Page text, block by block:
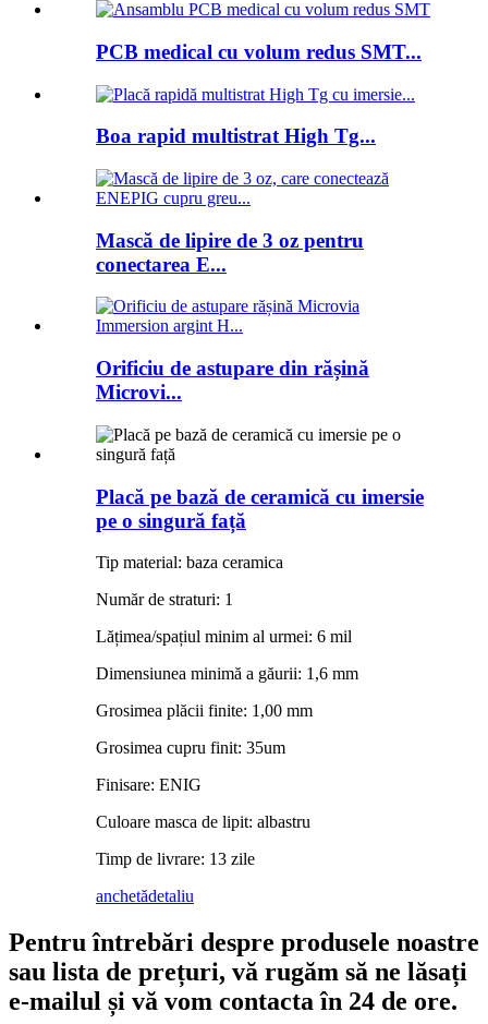
PCB medical cu volum redus SMT...
Boa rapid multistrat High Tg...
Mască de lipire de 3 oz pentru
conectarea E...
Orificiu de astupare din rășină
Microvi...
Placă pe bază de ceramică cu imersie
pe o singură față
Tip material: baza ceramica
Număr de straturi: 1
Lățimea/spațiul minim al urmei: 6 mil
Dimensiunea minimă a găurii: 1,6 mm
Grosimea plăcii finite: 1,00 mm
Grosimea cupru finit: 35um
Finisare: ENIG
Culoare masca de lipit: albastru
Timp de livrare: 13 zile
anchetădetaliu
Pentru întrebări despre produsele noastre
sau lista de prețuri, vă rugăm să ne lăsați
e-mailul și vă vom contacta în 24 de ore.